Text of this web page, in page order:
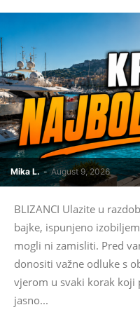
Mika L. - August 9, 2026
BLIZANCI Ulazite u
bajke, ispunjeno
mogli ni zamisliti. Pred
donositi važne odluke s
vjerom u svaki korak koji
jasno...